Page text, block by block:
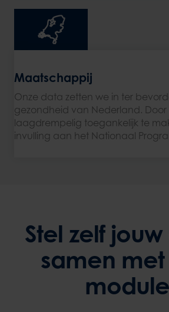
Maatschappij
Onze data zetten we in ter
gezondheid van Nederland. Door
laagdrempelig toegankelijk te
invulling aan het Nationaal
Stel zelf
samen